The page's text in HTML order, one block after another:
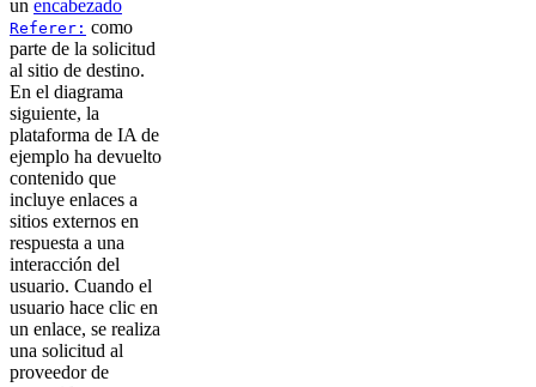
un encabezado
Referer: como
parte de la solicitud
al sitio de destino.
En el diagrama
siguiente, la
plataforma de IA de
ejemplo ha devuelto
contenido que
incluye enlaces a
sitios externos en
respuesta a una
interacción del
usuario. Cuando el
usuario hace clic en
un enlace, se realiza
una solicitud al
proveedor de